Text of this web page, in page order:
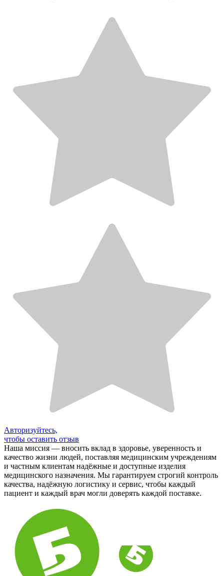
Авторизуйтесь,
чтобы оставить отзыв
Наша миссия — вносить вклад в здоровье, уверенность и
качество жизни людей, поставляя медицинским учреждениям
и частным клиентам надёжные и доступные изделия
медицинского назначения. Мы гарантируем строгий контроль
качества, надёжную логистику и сервис, чтобы каждый
пациент и каждый врач могли доверять каждой поставке.